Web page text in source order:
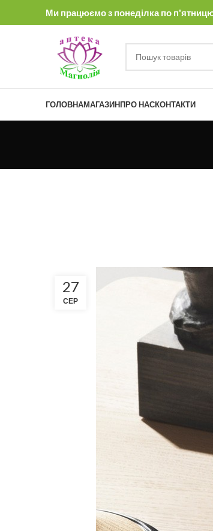
Ми працюємо з понеділка по п'ятницю
ГОЛОВНАМАГАЗИНПРО НАСКОНТАКТИ
27
СЕР